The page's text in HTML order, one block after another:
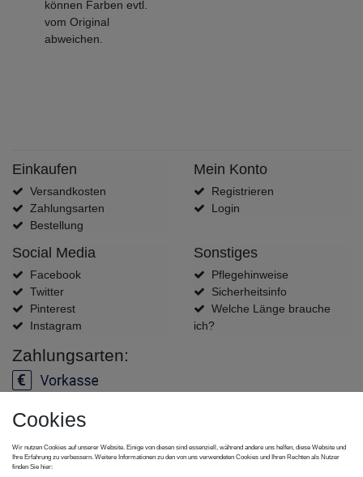
können Farben evtl.
vom Original
abweichen.
Einkaufen
Versandkosten
Zahlungsarten
Bestellung
Mein Konto
Registrieren
Login
Social Media
Facebook
Twitter
Pinterest
Instagram
Sonstiges
Pflegehinweise
Sicherheitsinfo
Welche Länge brauche
ich?
Zahlungsarten:
Versanddienstleister:
Cookies
Wir nutzen Cookies auf unserer Website. Einige von diesen sind essenziell, während andere uns helfen, diese Website und
Ihre Erfahrung zu verbessern. Weitere Informationen zu den von uns verwendeten Cookies und Ihren Rechten als Nutzer
finden Sie hier: